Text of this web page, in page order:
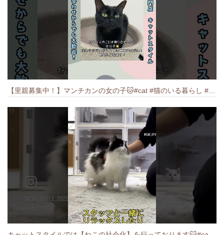
【里親募集中！】マンチカンの女の子🐱#cat #猫のいる暮らし #ねこ #munchkin #里親募集中